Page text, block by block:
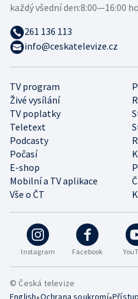
Instagram Facebook
TV program
Živé vysílání
TV poplatky
Teletext
Podcasty
Počasí
E-shop
Mobilní a TV aplikace
Vše o ČT
každý všední den:8:00—16:00
261 136 113
info@ceskatelevize.cz
© Česká televize
English•Ochrana soukromí•